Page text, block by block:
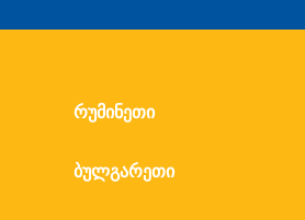
რუმინეთი
ბულგარეთი